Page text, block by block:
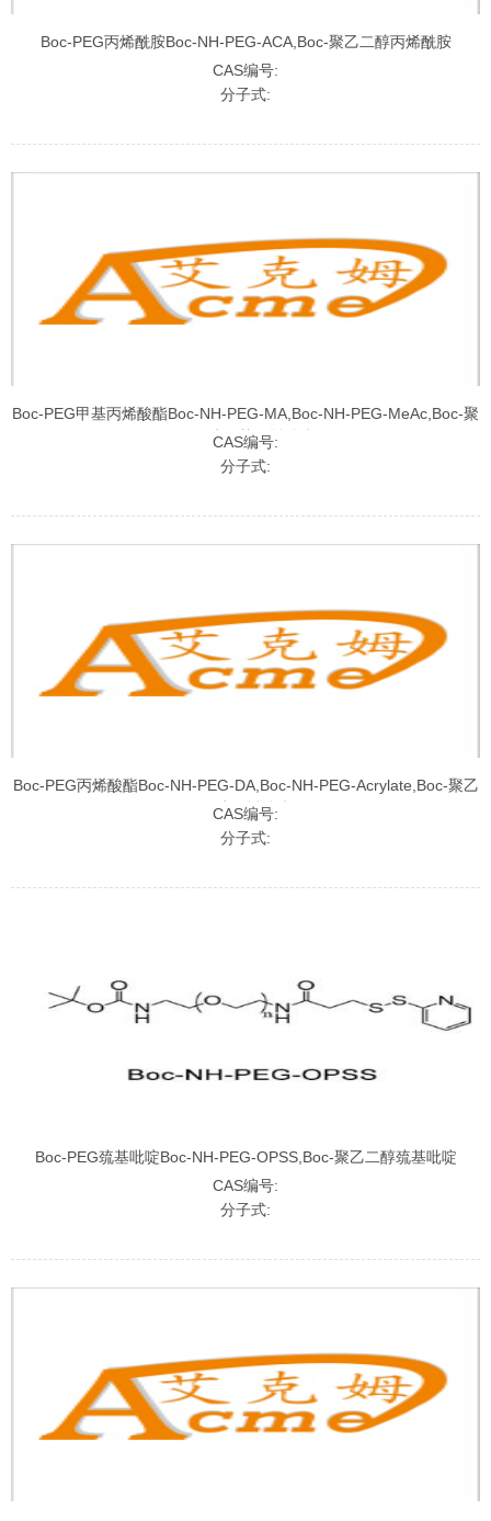
Boc-PEG丙烯酰胺Boc-NH-PEG-ACA,Boc-聚乙二醇丙烯酰胺
CAS编号:
分子式:
Boc-PEG甲基丙烯酸酯Boc-NH-PEG-MA,Boc-NH-PEG-MeAc,Boc-聚
乙二醇甲基丙烯酸酯
CAS编号:
分子式:
Boc-PEG丙烯酸酯Boc-NH-PEG-DA,Boc-NH-PEG-Acrylate,Boc-聚乙
二醇丙烯酸酯
CAS编号:
分子式:
Boc-PEG巯基吡啶Boc-NH-PEG-OPSS,Boc-聚乙二醇巯基吡啶
CAS编号:
分子式: